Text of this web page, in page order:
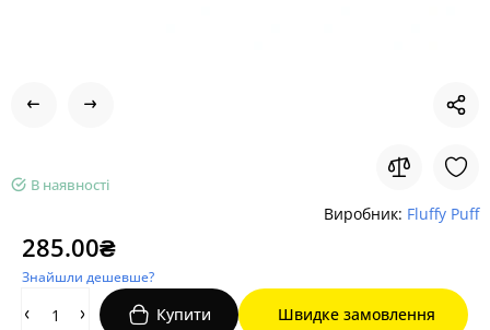
В наявності
Виробник: Fluffy Puff
285.00₴
Знайшли дешевше?
Купити Швидке замовлення